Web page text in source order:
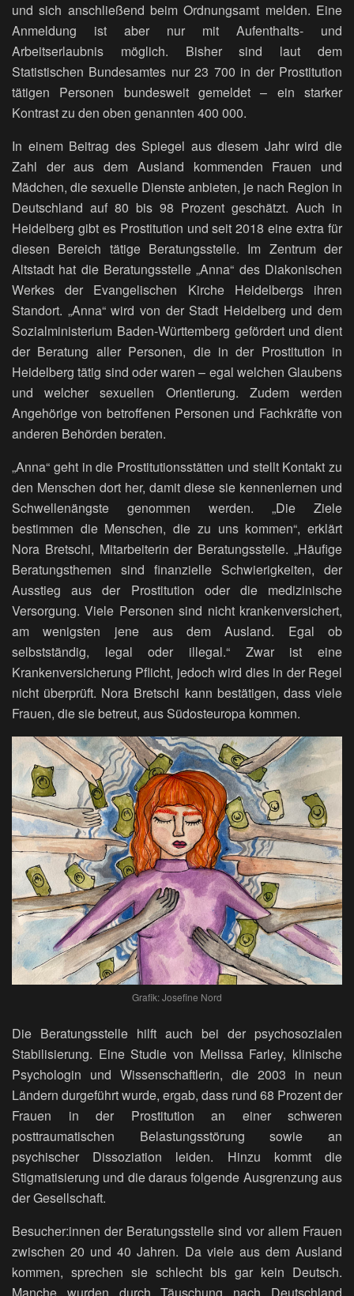
und sich anschließend beim Ordnungsamt melden. Eine
Anmeldung ist aber nur mit Aufenthalts- und
Arbeitserlaubnis möglich. Bisher sind laut dem
Statistischen Bundesamtes nur 23 700 in der Prostitution
tätigen Personen bundesweit gemeldet – ein starker
Kontrast zu den oben genannten 400 000.
In einem Beitrag des Spiegel aus diesem Jahr wird die
Zahl der aus dem Ausland kommenden Frauen und
Mädchen, die sexuelle Dienste anbieten, je nach Region in
Deutschland auf 80 bis 98 Prozent geschätzt. Auch in
Heidelberg gibt es Prostitution und seit 2018 eine extra für
diesen Bereich tätige Beratungsstelle. Im Zentrum der
Altstadt hat die Beratungsstelle „Anna“ des Diakonischen
Werkes der Evangelischen Kirche Heidelbergs ihren
Standort. „Anna“ wird von der Stadt Heidelberg und dem
Sozialministerium Baden-Württemberg gefördert und dient
der Beratung aller Personen, die in der Prostitution in
Heidelberg tätig sind oder waren – egal welchen Glaubens
und welcher sexuellen Orientierung. Zudem werden
Angehörige von betroffenen Personen und Fachkräfte von
anderen Behörden beraten.
„Anna“ geht in die Prostitutionsstätten und stellt Kontakt zu
den Menschen dort her, damit diese sie kennenlernen und
Schwellenängste genommen werden. „Die Ziele
bestimmen die Menschen, die zu uns kommen“, erklärt
Nora Bretschi, Mitarbeiterin der Beratungsstelle. „Häufige
Beratungsthemen sind finanzielle Schwierigkeiten, der
Ausstieg aus der Prostitution oder die medizinische
Versorgung. Viele Personen sind nicht krankenversichert,
am wenigsten jene aus dem Ausland. Egal ob
selbstständig, legal oder illegal.“ Zwar ist eine
Krankenversicherung Pflicht, jedoch wird dies in der Regel
nicht überprüft. Nora Bretschi kann bestätigen, dass viele
Frauen, die sie betreut, aus Südosteuropa kommen.
Grafik: Josefine Nord
Die Beratungsstelle hilft auch bei der psychosozialen
Stabilisierung. Eine Studie von Melissa Farley, klinische
Psychologin und Wissenschaftlerin, die 2003 in neun
Ländern durgeführt wurde, ergab, dass rund 68 Prozent der
Frauen in der Prostitution an einer schweren
posttraumatischen Belastungsstörung sowie an
psychischer Dissoziation leiden. Hinzu kommt die
Stigmatisierung und die daraus folgende Ausgrenzung aus
der Gesellschaft.
Besucher:innen der Beratungsstelle sind vor allem Frauen
zwischen 20 und 40 Jahren. Da viele aus dem Ausland
kommen, sprechen sie schlecht bis gar kein Deutsch.
Manche wurden durch Täuschung nach Deutschland